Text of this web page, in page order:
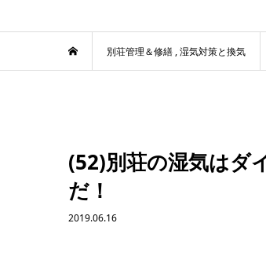
別荘管理＆修繕 ,湿気対策と換気
(52)別荘の湿気はダ
だ！
2019.06.16